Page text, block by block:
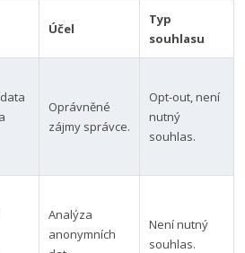
Účel
Typ
souhlasu
Oprávněné
zájmy správce.
Opt-out, není
nutný
souhlas.
Analýza
anonymních
Není nutný
souhlas.